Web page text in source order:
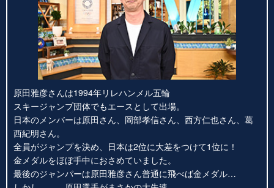
原田雅彦さんは1994年リレハンメル五輪
スキージャンプ団体でもエースとして出場。
日本のメンバーは原田さん、岡部孝信さん、西方仁也さん、葛
西紀明さん。
全員がジャンプを決め、日本は2位に大差をつけて1位に！
金メダルをほぼ手中におさめていました。
最後のジャンパーは原田雅彦さん普通に飛べば金メダル…